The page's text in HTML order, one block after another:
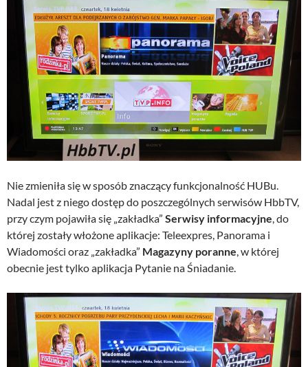
Nie zmieniła się w sposób znaczący funkcjonalność HUBu.
Nadal jest z niego dostęp do poszczególnych serwisów HbbTV,
przy czym pojawiła się „zakładka” Serwisy informacyjne , do
której zostały włożone aplikacje: Teleexpres, Panorama i
Wiadomości oraz „zakładka” Magazyny poranne , w której
obecnie jest tylko aplikacja Pytanie na Śniadanie.